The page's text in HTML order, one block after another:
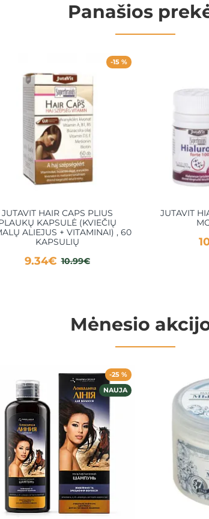
Panašios
-15 %
JUTAVIT HAIR CAPS PLIUS
KAPSULĖ (KVIEČIŲ
ALIEJUS + VITAMINAI) , 60
KAPSULIŲ
9.34€ 10.99€
JUTAVIT
Mėnesio
NAUJA
-25 %